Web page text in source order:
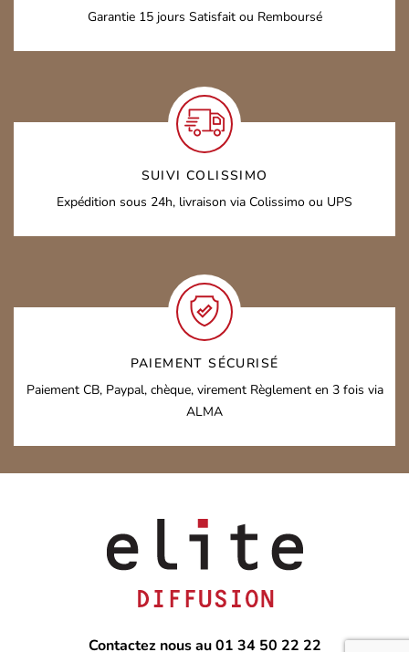
Garantie 15 jours Satisfait ou Remboursé
SUIVI COLISSIMO
Expédition sous 24h, livraison via Colissimo ou UPS
PAIEMENT SÉCURISÉ
Paiement CB, Paypal, chèque, virementRèglement en 3 fois via
ALMA
Contactez nous au 01 34 50 22 22